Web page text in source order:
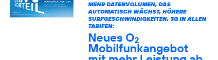
MEHR DATENVOLUMEN, DAS
AUTOMATISCH WÄCHST, HÖHERE
SURFGESCHWINDIGKEITEN, 5G IN ALLEN
TARIFEN:
Neues O2
Mobilfunkangebot